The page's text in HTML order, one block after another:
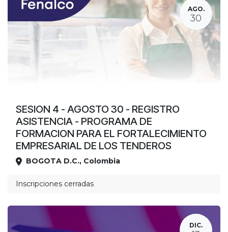
AGO.
30
SESION 4 - AGOSTO 30 - REGISTRO
ASISTENCIA - PROGRAMA DE
FORMACION PARA EL FORTALECIMIENTO
EMPRESARIAL DE LOS TENDEROS
Ubicación
BOGOTA D.C., Colombia
Inscripciones cerradas
DIC.